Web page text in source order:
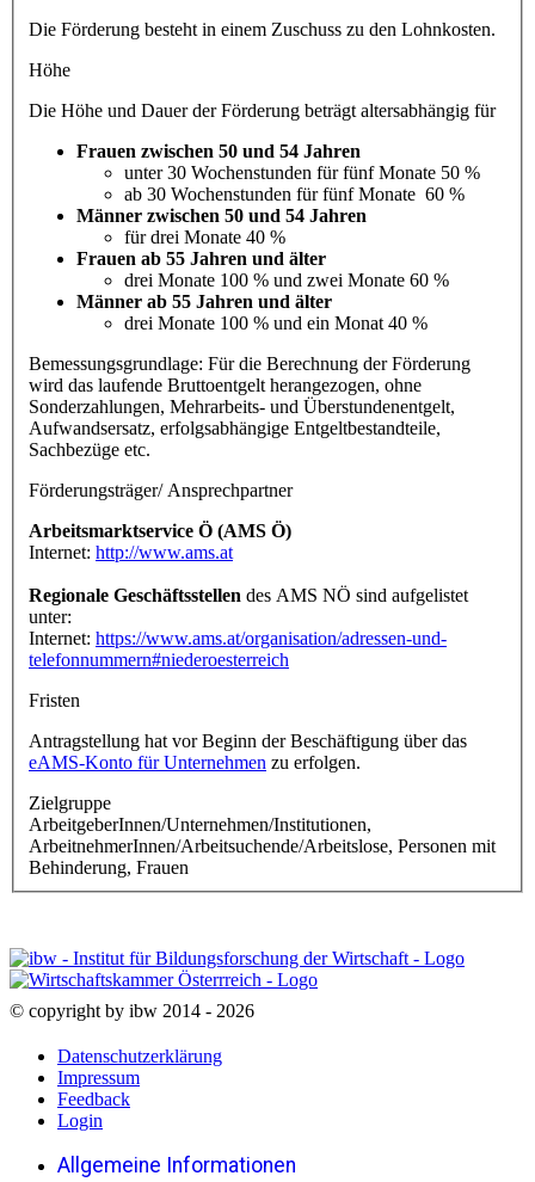
Die Förderung besteht in einem Zuschuss zu den Lohnkosten.
Höhe
Die Höhe und Dauer der Förderung beträgt altersabhängig für
Frauen zwischen 50 und 54 Jahren
unter 30 Wochenstunden für fünf Monate 50 %
ab 30 Wochenstunden für fünf Monate 60 %
Männer zwischen 50 und 54 Jahren
für drei Monate 40 %
Frauen ab 55 Jahren und älter
drei Monate 100 % und zwei Monate 60 %
Männer ab 55 Jahren und älter
drei Monate 100 % und ein Monat 40 %
Bemessungsgrundlage: Für die Berechnung der Förderung
wird das laufende Bruttoentgelt herangezogen, ohne
Sonderzahlungen, Mehrarbeits- und Überstundenentgelt,
Aufwandsersatz, erfolgsabhängige Entgeltbestandteile,
Sachbezüge etc.
Förderungsträger/ Ansprechpartner
Arbeitsmarktservice Ö (AMS Ö)
Internet: http://www.ams.at
Regionale Geschäftsstellen des AMS NÖ sind aufgelistet
unter:
Internet: https://www.ams.at/organisation/adressen-und-
telefonnummern#niederoesterreich
Fristen
Antragstellung hat vor Beginn der Beschäftigung über das
eAMS-Konto für Unternehmen zu erfolgen.
Zielgruppe
ArbeitgeberInnen/Unternehmen/Institutionen,
ArbeitnehmerInnen/Arbeitsuchende/Arbeitslose, Personen mit
Behinderung, Frauen
© copyright by ibw 2014 - 2026
Datenschutzerklärung
Impressum
Feedback
Login
Allgemeine Informationen